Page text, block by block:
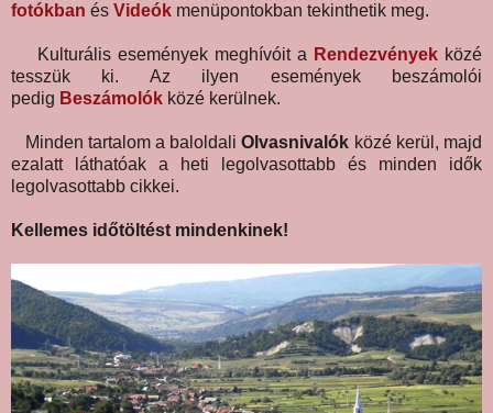
fotókban és Videók menüpontokban tekinthetik meg.
Kulturális események meghívóit a Rendezvények közé
tesszük ki. Az ilyen események beszámolói
pedig Beszámolók közé kerülnek.
Minden tartalom a baloldaliOlvasnivalók közé kerül, majd
ezalatt láthatóak a heti legolvasottabb és minden idők
legolvasottabb cikkei.
Kellemes időtöltést mindenkinek!